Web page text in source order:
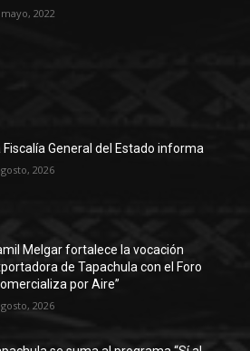
2022
Fiscalía General del Estado informa
2026
Melgar fortalece la vocación
de Tapachula con el Foro
por Aire”
2026